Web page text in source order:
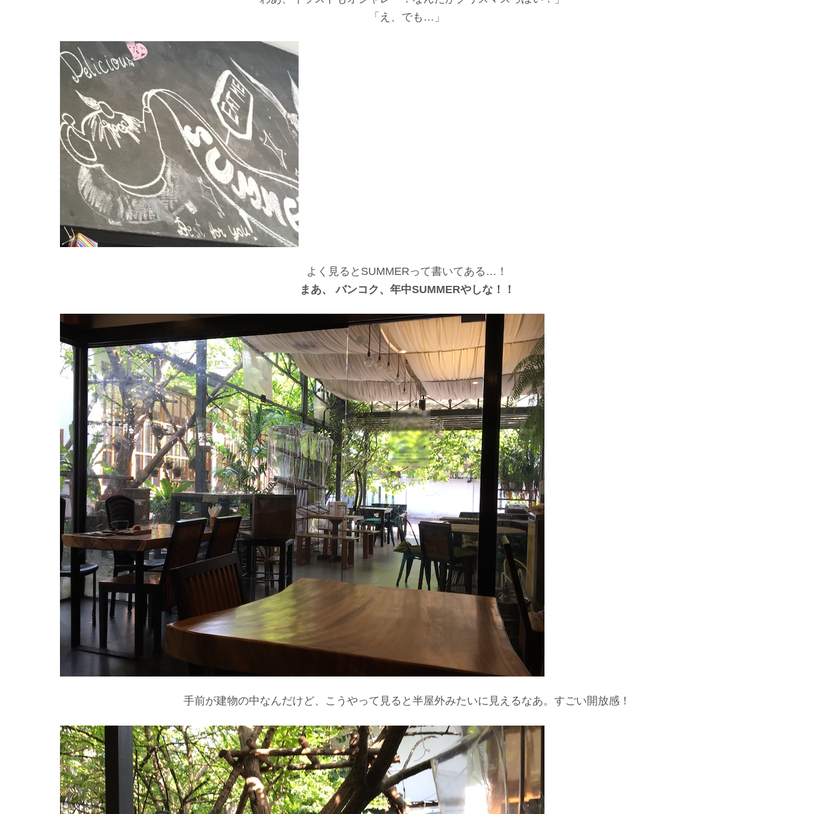
「え、でも…」
よく見るとSUMMERって書いてある…！
まあ、 バンコク、年中SUMMERやしな！！
手前が建物の中なんだけど、こうやって見ると半屋外みたいに見えるなあ。すごい開放感！